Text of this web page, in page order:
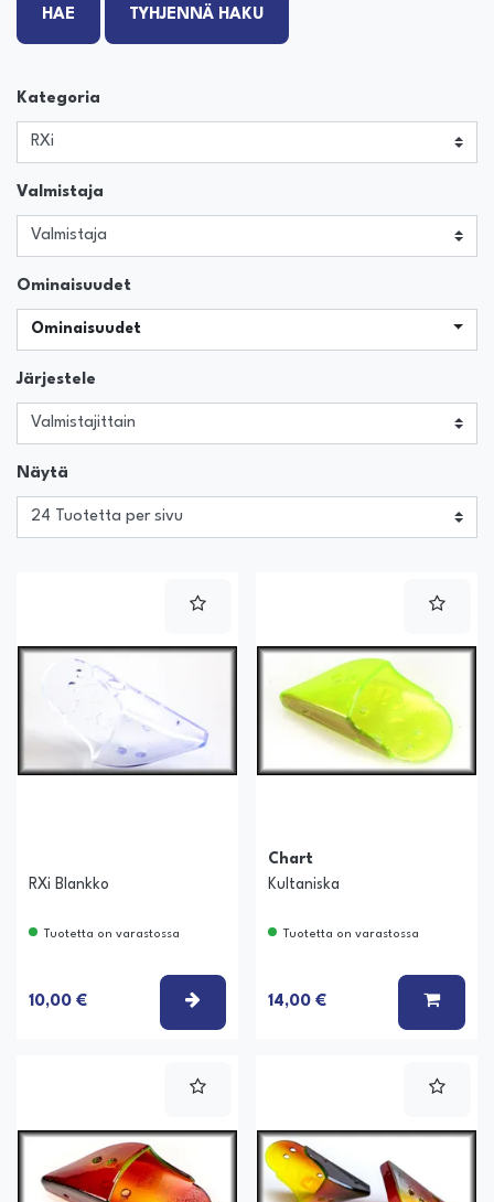
HAE TYHJENNÄ HAKU
Kategoria
Valmistaja
Ominaisuudet
Ominaisuudet
Järjestele
Näytä
RXi Blankko
Tuotetta on varastossa
10,00 € VALITSE VAIHTOEHTO
Chart
Kultaniska
Tuotetta on varastossa
14,00 € LISÄÄ